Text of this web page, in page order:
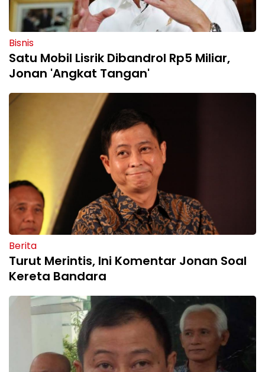
Bisnis
Satu Mobil Lisrik Dibandrol Rp5 Miliar,
Jonan 'Angkat Tangan'
Berita
Turut Merintis, Ini Komentar Jonan Soal
Kereta Bandara